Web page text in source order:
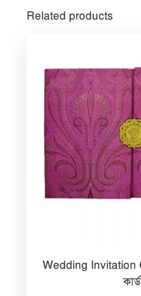
Related products
Wedding Invitation
কার্ড